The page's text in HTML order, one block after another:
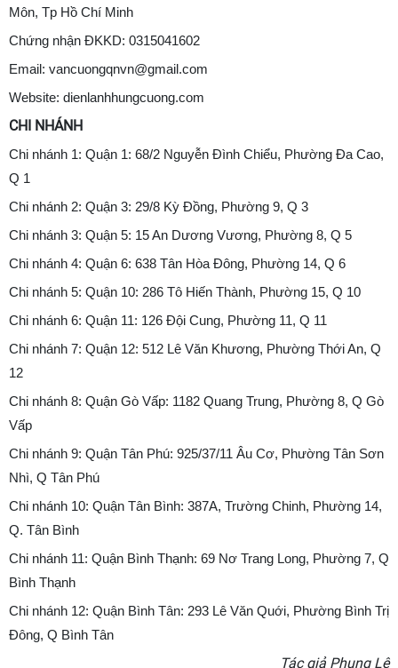
Môn, Tp Hồ Chí Minh
Chứng nhận ĐKKD: 0315041602
Email: vancuongqnvn@gmail.com
Website: dienlanhhungcuong.com
CHI NHÁNH
Chi nhánh 1: Quận 1: 68/2 Nguyễn Đình Chiểu, Phường Đa Cao,
Q 1
Chi nhánh 2: Quận 3: 29/8 Kỳ Đồng, Phường 9, Q 3
Chi nhánh 3: Quận 5: 15 An Dương Vương, Phường 8, Q 5
Chi nhánh 4: Quận 6: 638 Tân Hòa Đông, Phường 14, Q 6
Chi nhánh 5: Quận 10: 286 Tô Hiến Thành, Phường 15, Q 10
Chi nhánh 6: Quận 11: 126 Đội Cung, Phường 11, Q 11
Chi nhánh 7: Quận 12: 512 Lê Văn Khương, Phường Thới An, Q
12
Chi nhánh 8: Quận Gò Vấp: 1182 Quang Trung, Phường 8, Q Gò
Vấp
Chi nhánh 9: Quận Tân Phú: 925/37/11 Âu Cơ, Phường Tân Sơn
Nhì, Q Tân Phú
Chi nhánh 10: Quận Tân Bình: 387A, Trường Chinh, Phường 14,
Q. Tân Bình
Chi nhánh 11: Quận Bình Thạnh: 69 Nơ Trang Long, Phường 7, Q
Bình Thạnh
Chi nhánh 12: Quận Bình Tân: 293 Lê Văn Quới, Phường Bình Trị
Đông, Q Bình Tân
Tác giả Phụng Lê